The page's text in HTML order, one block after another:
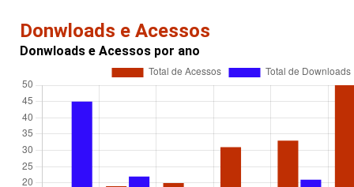
Donwloads e Acessos
Donwloads e Acessos por ano